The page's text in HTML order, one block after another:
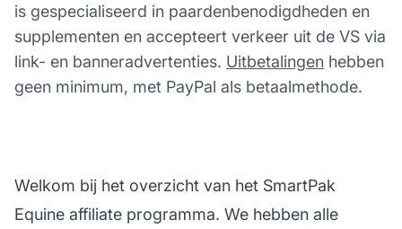
is gespecialiseerd in paardenbenodigdheden en
supplementen en accepteert verkeer uit de VS via
link- en banneradvertenties. Uitbetalingen hebben
geen minimum, met PayPal als betaalmethode.
Welkom bij het overzicht van het SmartPak
Equine affiliate programma. We hebben alle